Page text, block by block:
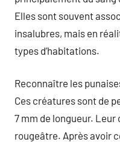
Elles sont souvent
insalubres, mais en
types d’habitations.
Reconnaître les
Ces créatures sont de
7 mm de longueur.
rougeâtre. Après avoir